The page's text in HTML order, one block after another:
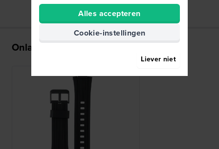
Onlangs bekeken
Alles accepteren
Cookie-instellingen
Liever niet